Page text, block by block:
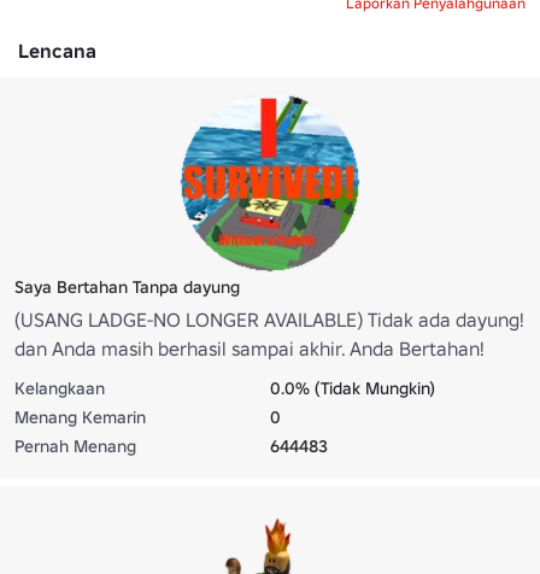
Lencana
Saya Bertahan Tanpa dayung
(USANG LADGE-NO LONGER AVAILABLE) Tidak ada dayung!
dan Anda masih berhasil sampai akhir. Anda Bertahan!
Kelangkaan
0.0% (Tidak Mungkin)
Menang Kemarin
0
Pernah Menang
644483